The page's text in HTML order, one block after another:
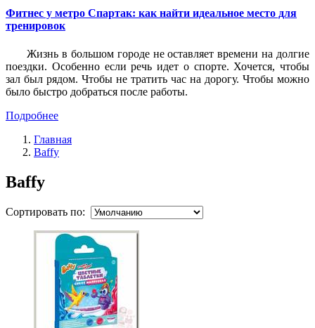
Фитнес у метро Спартак: как найти идеальное место для
тренировок
Жизнь в большом городе не оставляет времени на долгие
поездки. Особенно если речь идет о спорте. Хочется, чтобы
зал был рядом. Чтобы не тратить час на дорогу. Чтобы можно
было быстро добраться после работы.
Подробнее
Главная
Baffy
Baffy
Сортировать по: